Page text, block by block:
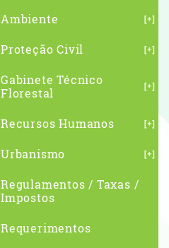
Ambiente
Proteção Civil
Gabinete Técnico
Florestal
Recursos Humanos
Urbanismo
Regulamentos / Taxas /
Impostos
Requerimentos